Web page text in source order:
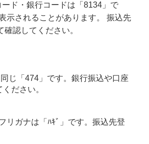
ド・銀行コードは「8134」で
示されることがあります。 振込先
認してください。
じ「474」です。銀行振込や口座
ださい。
リガナは「ﾊｷﾞ」です。振込先登